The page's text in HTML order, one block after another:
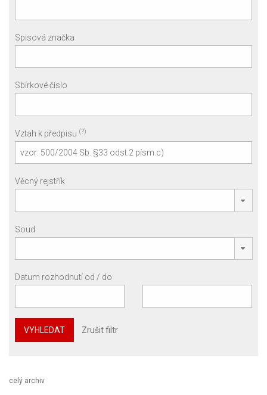
Spisová značka
Sbírkové číslo
Vztah k předpisu (?)
Věcný rejstřík
Soud
Datum rozhodnutí od / do
VYHLEDAT Zrušit filtr
celý archiv